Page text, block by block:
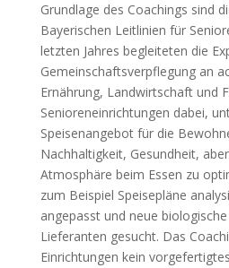
Grundlage des Coachings sind
Bayerischen Leitlinien für
letzten Jahres begleiteten die
Gemeinschaftsverpflegung an
Ernährung, Landwirtschaft und
Senioreneinrichtungen dabei,
Speisenangebot für die
Nachhaltigkeit, Gesundheit,
Atmosphäre beim Essen zu
zum Beispiel Speisepläne
angepasst und neue
Lieferanten gesucht. Das
Einrichtungen kein